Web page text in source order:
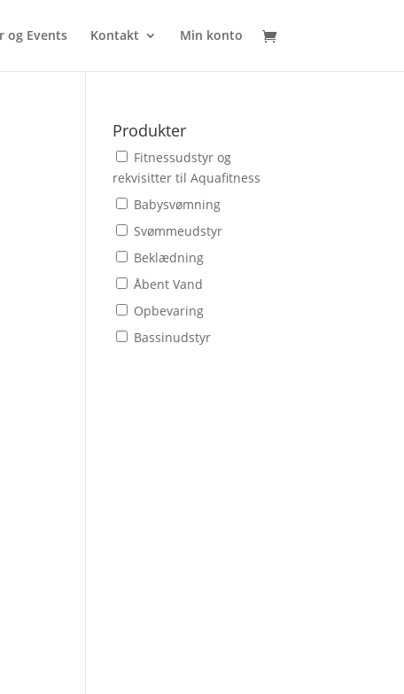
og Events Kontakt Min konto
Produkter
Fitnessudstyr og
rekvisitter til Aquafitness
Babysvømning
Svømmeudstyr
Beklædning
Åbent Vand
Opbevaring
Bassinudstyr